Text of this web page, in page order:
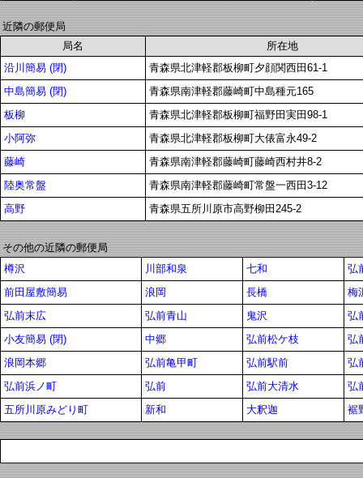
近隣の郵便局
局名
所在地
沿川簡易 (閉)
青森県北津軽郡板柳町夕顔関西田61-1
中島簡易 (閉)
青森県南津軽郡藤崎町中島種元165
板柳
青森県北津軽郡板柳町福野田実田98-1
小阿弥
青森県北津軽郡板柳町大俵富永49-2
藤崎
青森県南津軽郡藤崎町藤崎西村井8-2
陸奥常盤
青森県南津軽郡藤崎町常盤一西田3-12
高野
青森県五所川原市高野柳田245-2
その他の近隣の郵便局
樽沢
川部和泉 七和
弘
前田屋敷簡易
浪岡 長橋
梅
弘前末広
弘前青山 鬼沢
弘
小友簡易 (閉)
中郷 弘前松ケ枝
弘
浪岡本郷
弘前亀甲町 弘前駅前
弘
弘前浜ノ町
弘前 弘前大清水
弘
五所川原みどり町
新和 大釈迦 裾